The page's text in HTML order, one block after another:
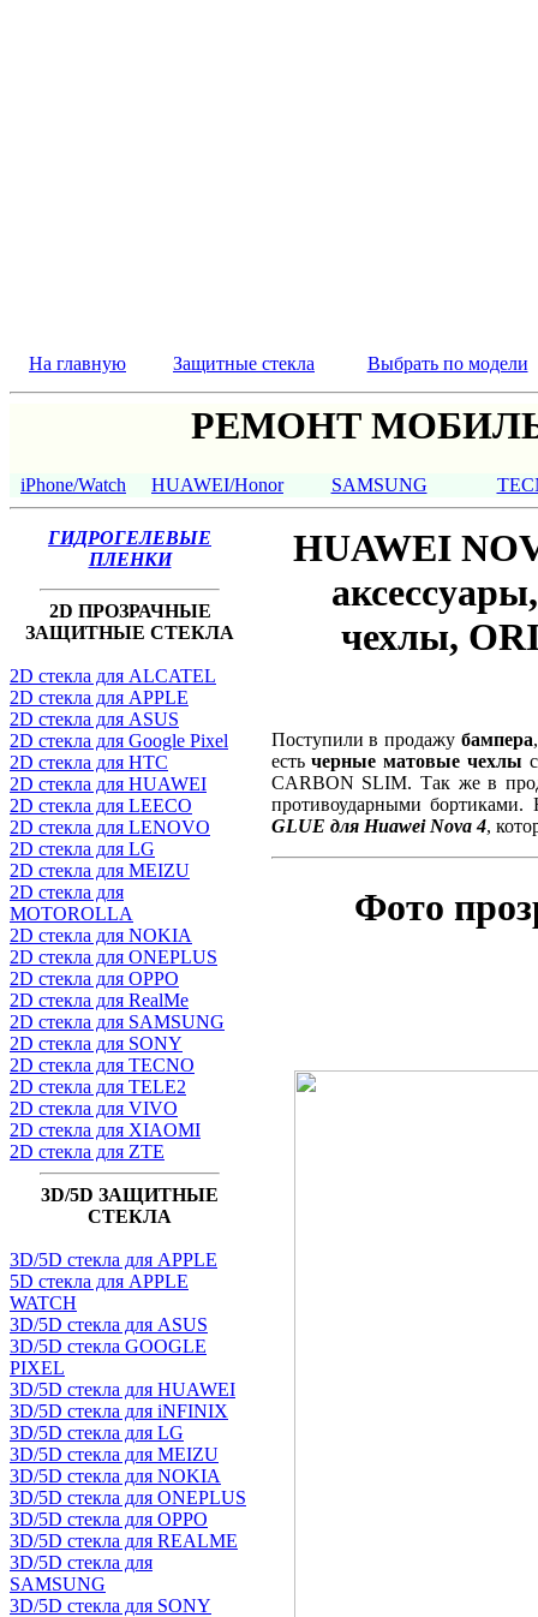
На главную Защитные стекла Выбрать по модели
РЕМОНТ
iPhone/Watch HUAWEI/Honor SAMSUNG
ГИДРОГЕЛЕВЫЕ
ПЛЕНКИ
2D ПРОЗРАЧНЫЕ
ЗАЩИТНЫЕ СТЕКЛА
2D стекла для ALCATEL
2D стекла для APPLE
2D стекла для ASUS
2D стекла для Google Pixel
2D стекла для HTC
2D стекла для HUAWEI
2D стекла для LEECO
2D стекла для LENOVO
2D стекла для LG
2D стекла для MEIZU
2D стекла для
MOTOROLLA
2D стекла для NOKIA
2D стекла для ONEPLUS
2D стекла для OPPO
2D стекла для RealMe
2D стекла для SAMSUNG
2D стекла для SONY
2D стекла для TECNO
2D стекла для TELE2
2D стекла для VIVO
2D стекла для XIAOMI
2D стекла для ZTE
3D/5D ЗАЩИТНЫЕ
СТЕКЛА
3D/5D стекла для APPLE
5D стекла для APPLE
WATCH
3D/5D стекла для ASUS
3D/5D стекла GOOGLE
PIXEL
3D/5D стекла для HUAWEI
3D/5D стекла для iNFINIX
3D/5D стекла для LG
3D/5D стекла для MEIZU
3D/5D стекла для NOKIA
3D/5D стекла для ONEPLUS
3D/5D стекла для OPPO
3D/5D стекла для REALME
3D/5D стекла для
SAMSUNG
3D/5D стекла для SONY
HUAWEI
чехлы,
Поступили в продажубампера
естьчерные матовые чехлы
CARBON SLIM. Так же в
противоударными
GLUE для Huawei Nova 4,
Фото